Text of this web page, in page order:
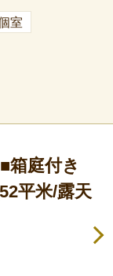
室
箱庭付き
平米/露天